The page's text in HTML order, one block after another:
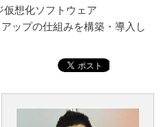
想化ソフトウェア
ップの仕組みを構築・導入し